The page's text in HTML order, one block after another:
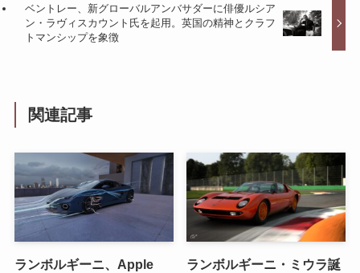
ベントレー、新グローバルアンバサダーに俳優ルシア
ン・ラヴィスカウント氏を起用。英国の精神とクラフ
トマンシップを象徴
関連記事
ランボルギーニ、Apple
ランボルギーニ・ミウラ誕